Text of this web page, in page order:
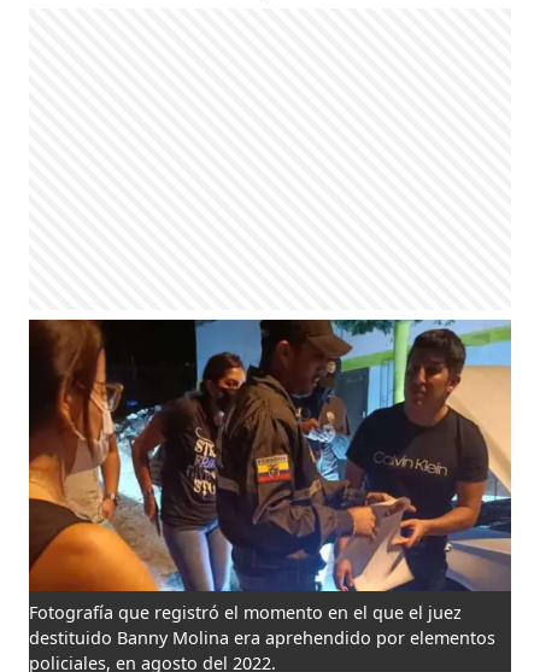
Fotografía que registró el momento en el que el juez
destituido Banny Molina era aprehendido por elementos
policiales, en agosto del 2022.